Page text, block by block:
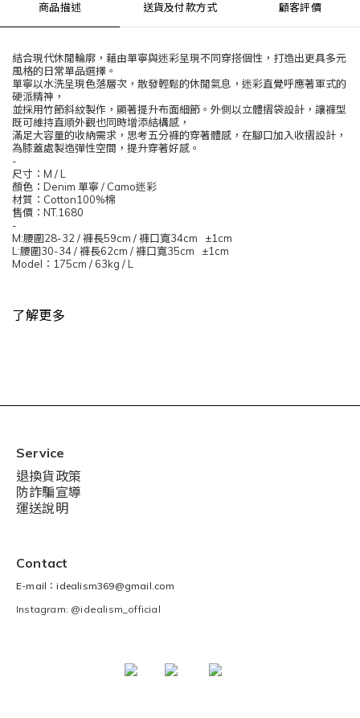
商品描述 送貨及付款方式 顧客評價
結合現代休閒輪廓，藉由單寧與迷彩呈現不同穿搭個性，打造出更具多元
風格的日常單品選擇。
單寧以水洗呈現色落層次，散發輕鬆的休閒氣息，迷彩直覺呼應著軍式的
硬派精神，
並採用竹節斜紋製作，顯著提升布面細節。外側以立體摺袋設計，讓褲型
既可維持直順外觀也同時增添結構感，
滿足大容量的收納需求，思考五分褲的穿著體感，在腳口加入收摺設計，
為膝蓋處製造彈性空間，提升穿著好感。
-
尺寸： M / L
顏色： Denim 單寧 / Camo迷彩
材質： Cotton100%棉
售價： NT.1680
-
M:腰圍28-32 /褲長59cm /褲口寬34cm ±1cm
L:腰圍30-34 /褲長62cm /褲口寬35cm ±1cm
Model ： 175cm / 63kg / L
了解更多
Service
退換貨政策
防詐騙宣導
運送說明
Contact
E-mail：idealism369@gmail.com
Instagram: @idealism_official